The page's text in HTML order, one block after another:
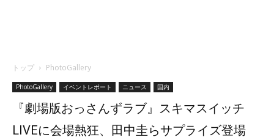
トップ PhotoGallery
PhotoGallery イベントレポート ニュース 国内
『劇場版おっさんずラブ』スキマスイッチ
LIVEに会場熱狂、田中圭らサプライズ登場